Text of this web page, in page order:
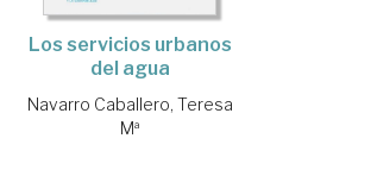
Los servicios urbanos
del agua
Navarro Caballero, Teresa
Mª